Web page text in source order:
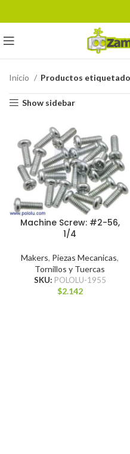
Inicio Productos
Show sidebar
Machine Screw: #2-56,
1/4
Makers, Piezas Mecanicas,
Tornillos y Tuercas
SKU: POLOLU-1955
$2.142